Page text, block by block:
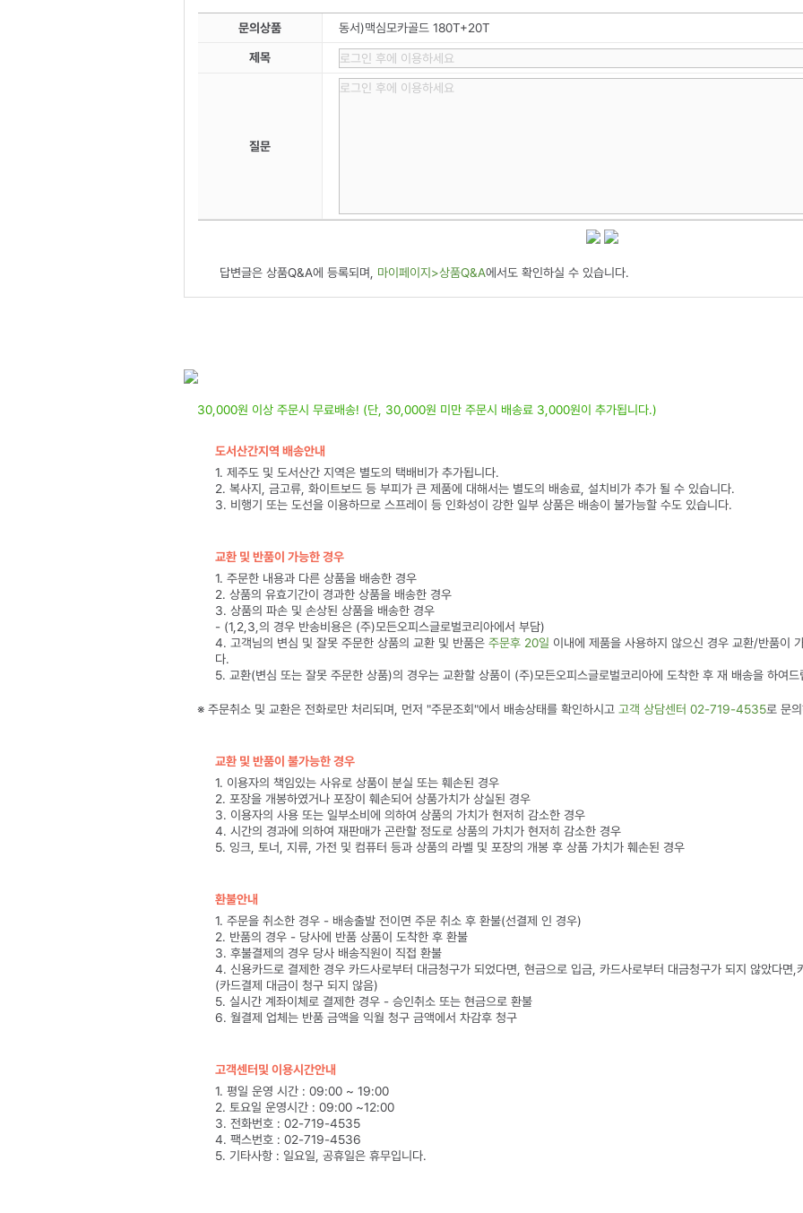
문의상품 동서)맥심모카골드 180T+20T
제목
질문
답변글은 상품Q&A에 등록되며, 마이페이지>상품Q&A에서도 확인하실 수 있습니다.
30,000원 이상 주문시 무료배송! (단, 30,000원 미만 주문시 배송료 3,000원이 추가됩니다.)
도서산간지역 배송안내
1. 제주도 및 도서산간 지역은 별도의 택배비가 추가됩니다.
2. 복사지, 금고류, 화이트보드 등 부피가 큰 제품에 대해서는 별도의 배송료, 설치비가 추가 될 수 있습니다.
3. 비행기 또는 도선을 이용하므로 스프레이 등 인화성이 강한 일부 상품은 배송이 불가능할 수도 있습니다.
교환 및 반품이 가능한 경우
1. 주문한 내용과 다른 상품을 배송한 경우
2. 상품의 유효기간이 경과한 상품을 배송한 경우
3. 상품의 파손 및 손상된 상품을 배송한 경우
- (1,2,3,의 경우 반송비용은 (주)모든오피스글로벌코리아에서 부담)
4. 고객님의 변심 및 잘못 주문한 상품의 교환 및 반품은 주문후 20일 이내에 제품을 사용하지 않으신 경우 교환/반품이
다.
5. 교환(변심 또는 잘못 주문한 상품)의 경우는 교환할 상품이 (주)모든오피스글로벌코리아에 도착한 후 재 배송을 하여드
※ 주문취소 및 교환은 전화로만 처리되며, 먼저 "주문조회"에서 배송상태를 확인하시고 고객 상담센터 02-719-4535로 문
교환 및 반품이 불가능한 경우
1. 이용자의 책임있는 사유로 상품이 분실 또는 훼손된 경우
2. 포장을 개봉하였거나 포장이 훼손되어 상품가치가 상실된 경우
3. 이용자의 사용 또는 일부소비에 의하여 상품의 가치가 현저히 감소한 경우
4. 시간의 경과에 의하여 재판매가 곤란할 정도로 상품의 가치가 현저히 감소한 경우
5. 잉크, 토너, 지류, 가전 및 컴퓨터 등과 상품의 라벨 및 포장의 개봉 후 상품 가치가 훼손된 경우
환불안내
1. 주문을 취소한 경우 - 배송출발 전이면 주문 취소 후 환불(선결제 인 경우)
2. 반품의 경우 - 당사에 반품 상품이 도착한 후 환불
3. 후불결제의 경우 당사 배송직원이 직접 환불
4. 신용카드로 결제한 경우 카드사로부터 대금청구가 되었다면, 현금으로 입금, 카드사로부터 대금청구가 되지 않았다면,
(카드결제 대금이 청구 되지 않음)
5. 실시간 계좌이체로 결제한 경우 - 승인취소 또는 현금으로 환불
6. 월결제 업체는 반품 금액을 익월 청구 금액에서 차감후 청구
고객센터및 이용시간안내
1. 평일 운영 시간 : 09:00 ~ 19:00
2. 토요일 운영시간 : 09:00 ~12:00
3. 전화번호 : 02-719-4535
4. 팩스번호 : 02-719-4536
5. 기타사항 : 일요일, 공휴일은 휴무입니다.